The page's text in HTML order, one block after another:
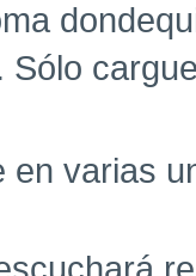
Sólo
en varias